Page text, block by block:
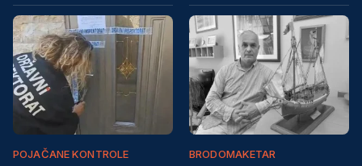
POJAČANE KONTROLE BRODOMAKETAR